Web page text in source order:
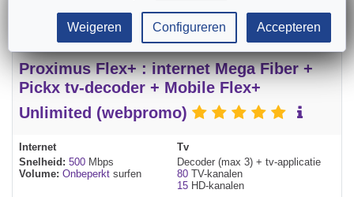
Proximus Flex+ : internet Mega Fiber +
Pickx tv-decoder + Mobile Flex+
Unlimited (webpromo)
Internet
Snelheid: 500 Mbps
Volume: Onbeperkt surfen
Tv
Decoder (max 3) + tv-applicatie
80 TV-kanalen
15 HD-kanalen
Weigeren Configureren Accepteren